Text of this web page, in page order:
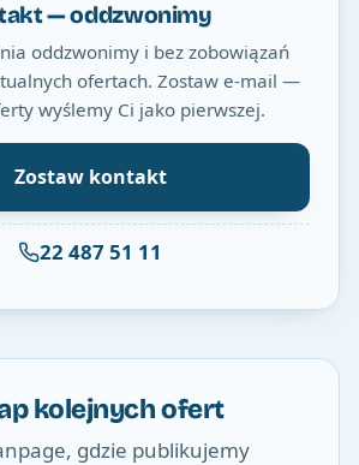
— oddzwonimy
oddzwonimy i bez zobowiązań
ofertach. Zostaw e-mail —
wyślemy Ci jako pierwszej.
Zostaw kontakt
22 487 51 11
kolejnych ofert
gdzie publikujemy